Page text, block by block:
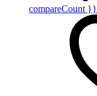
compareCount }}